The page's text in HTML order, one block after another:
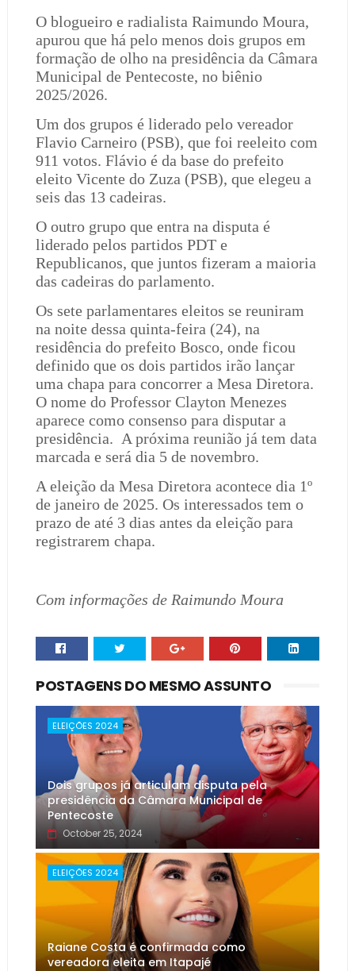
O blogueiro e radialista Raimundo Moura,
apurou que há pelo menos dois grupos em
formação de olho na presidência da Câmara
Municipal de Pentecoste, no biênio
2025/2026.
Um dos grupos é liderado pelo vereador
Flavio Carneiro (PSB), que foi reeleito com
911 votos. Flávio é da base do prefeito
eleito Vicente do Zuza (PSB), que elegeu a
seis das 13 cadeiras.
O outro grupo que entra na disputa é
liderado pelos partidos PDT e
Republicanos, que juntos fizeram a maioria
das cadeiras do parlamento.
Os sete parlamentares eleitos se reuniram
na noite dessa quinta-feira (24), na
residência do prefeito Bosco, onde ficou
definido que os dois partidos irão lançar
uma chapa para concorrer a Mesa Diretora.
O nome do Professor Clayton Menezes
aparece como consenso para disputar a
presidência. A próxima reunião já tem data
marcada e será dia 5 de novembro.
A eleição da Mesa Diretora acontece dia 1º
de janeiro de 2025. Os interessados tem o
prazo de até 3 dias antes da eleição para
registrarem chapa.
Com informações de Raimundo Moura
POSTAGENS DO MESMO ASSUNTO
ELEIÇÕES 2024
Dois grupos já articulam disputa pela
presidência da Câmara Municipal de
Pentecoste
October 25, 2024
ELEIÇÕES 2024
Raiane Costa é confirmada como
vereadora eleita em Itapajé